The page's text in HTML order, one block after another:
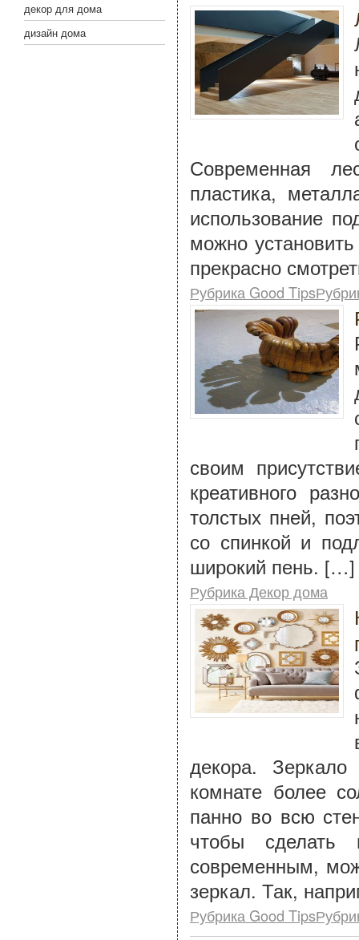
Современная
пластика,
использование
можно
прекрасно
Рубрика Good
своим
креативного
толстых пней,
со спинкой и
широкий пень. […]
Рубрика Декор дома
декора.
комнате более
панно во всю
чтобы сделать
современным,
зеркал. Так,
Рубрика Good
декор для дома
дизайн дома